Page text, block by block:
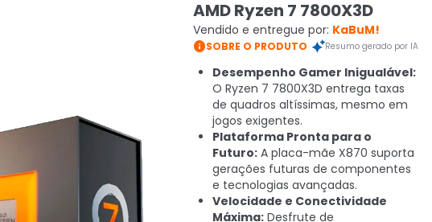
AMD Ryzen 7 7800X3D
Vendido e entregue por: KaBuM!
SOBRE O PRODUTO Resumo gerado por IA
Desempenho Gamer Inigualável:
O Ryzen 7 7800X3D entrega taxas
de quadros altíssimas, mesmo em
jogos exigentes.
Plataforma Pronta para o
Futuro: A placa-mãe X870 suporta
gerações futuras de componentes
e tecnologias avançadas.
Velocidade e Conectividade
Máxima: Desfrute de